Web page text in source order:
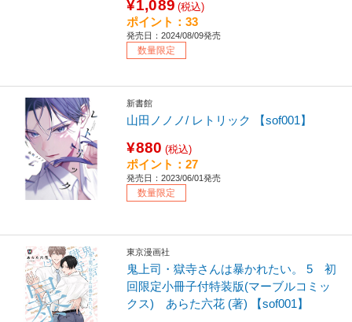
¥1,089 (税込)
ポイント：33
発売日：2024/08/09発売
数量限定
新書館
山田ノノノ/ レトリック 【sof001】
¥880 (税込)
ポイント：27
発売日：2023/06/01発売
数量限定
東京漫画社
鬼上司・獄寺さんは暴かれたい。 5 初
回限定小冊子付特装版(マーブルコミッ
クス) あらた六花 (著) 【sof001】